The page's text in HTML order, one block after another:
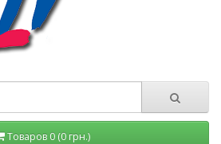
Товаров 0 (0 грн.)